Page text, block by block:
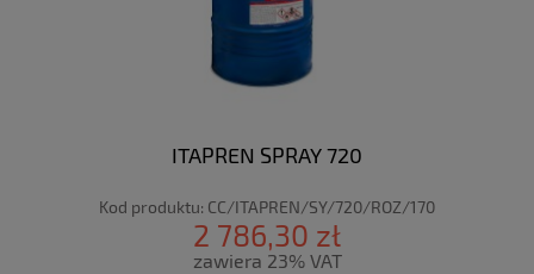
ITAPREN SPRAY 720
Kod produktu: CC/ITAPREN/SY/720/ROZ/170
2 786,30 zł
zawiera 23% VAT